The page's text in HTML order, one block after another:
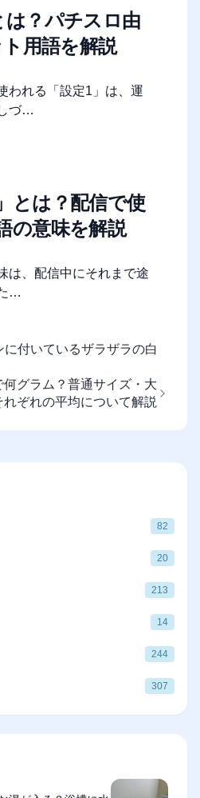
は？パチスロ由
用語を解説
われる「設定1」は、運
づ…
とは？配信で使
の意味を解説
は、配信中にそれまで途
…
付いているザラザラの白
グラム？普通サイズ・大
れぞれの平均について解説
82
20
213
14
244
307